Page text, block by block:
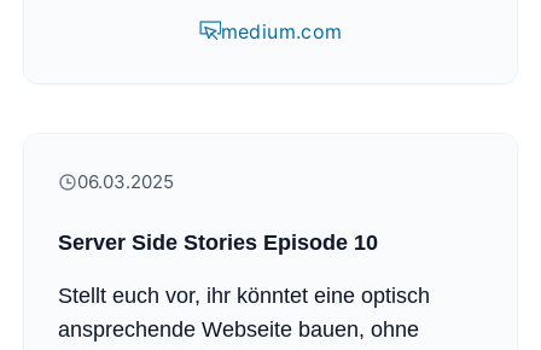
medium.com
06.03.2025
Server Side Stories Episode 10
Stellt euch vor, ihr könntet eine optisch
ansprechende Webseite bauen, ohne